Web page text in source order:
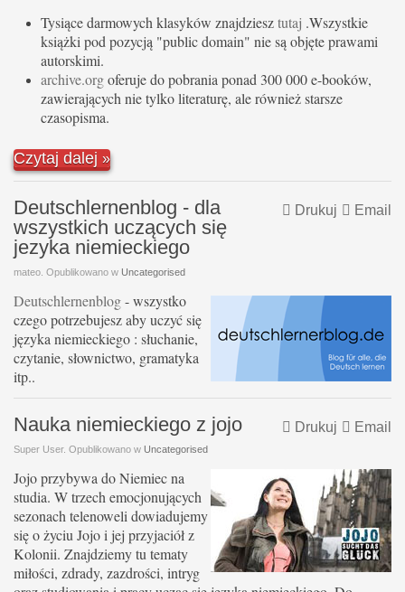
Tysiące darmowych klasyków znajdziesztutaj .Wszystkie
książki pod pozycją "public domain" nie są objęte prawami
autorskimi.
archive.orgoferuje do pobrania ponad 300 000 e-booków,
zawierających nie tylko literaturę, ale również starsze
czasopisma.
Czytaj dalej
Email
Drukuj
Deutschlernenblog - dla
wszystkich uczących się
jezyka niemieckiego
mateo. Opublikowano w Uncategorised
Deutschlernenblog- wszystko
czego potrzebujesz aby uczyć się
języka niemieckiego : słuchanie,
czytanie, słownictwo, gramatyka
itp..
Email
Drukuj
Nauka niemieckiego z jojo
Super User. Opublikowano w Uncategorised
Jojo przybywa do Niemiec na
studia. W trzech emocjonujących
sezonach telenoweli dowiadujemy
się o życiu Jojo i jej przyjaciół z
Kolonii. Znajdziemy tu tematy
miłości, zdrady, zazdrości, intryg